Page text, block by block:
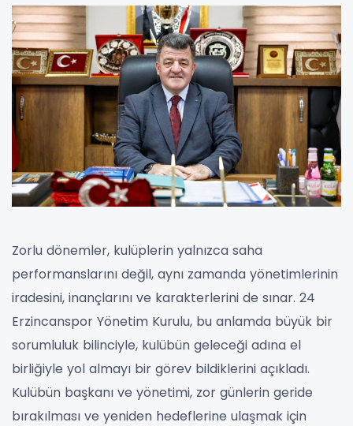
Zorlu dönemler, kulüplerin yalnızca saha
performanslarını değil, aynı zamanda yönetimlerinin
iradesini, inançlarını ve karakterlerini de sınar. 24
Erzincanspor Yönetim Kurulu, bu anlamda büyük bir
sorumluluk bilinciyle, kulübün geleceği adına el
birliğiyle yol almayı bir görev bildiklerini açıkladı.
Kulübün başkanı ve yönetimi, zor günlerin geride
bırakılması ve yeniden hedeflerine ulaşmak için